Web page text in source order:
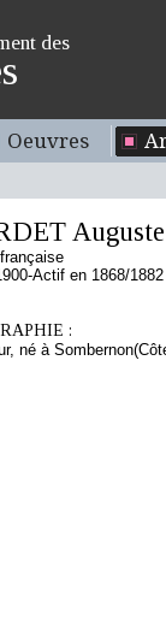
des
Oeuvres
Auguste
Actif en 1868/1882
:
né à